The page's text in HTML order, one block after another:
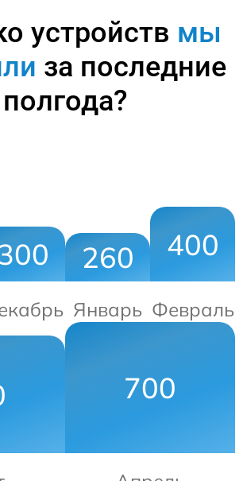
устройств мы
за последние
полгода?
260
Январь
400
Февраль
700